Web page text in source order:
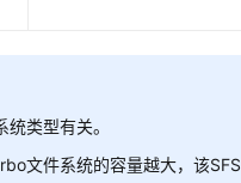
类型有关。
文件系统的容量越大，该SFS